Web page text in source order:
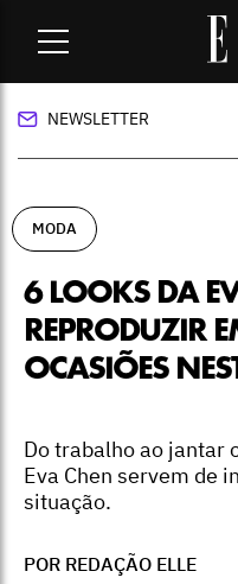
6 looks da
diferentes ocasiões nesta
NEWSLETTER
MODA
6 LOOKS DA
REPRODUZIR
OCASIÕES
Do trabalho ao jantar
Eva Chen servem de
situação.
POR REDAÇÃO ELLE